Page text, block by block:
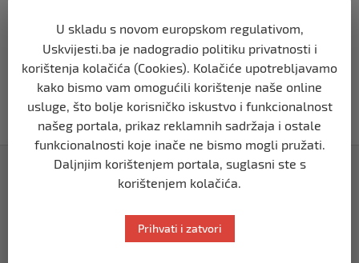
Akcija SIPA-e: Pretresaju se stambeni i
pomoćni objekti
prije 5 mjeseci
Izdvojeno
U skladu s novom europskom regulativom,
Uskvijesti.ba je nadogradio politiku privatnosti i
korištenja kolačića (Cookies). Kolačiće upotrebljavamo
kako bismo vam omogućili korištenje naše online
usluge, što bolje korisničko iskustvo i funkcionalnost
našeg portala, prikaz reklamnih sadržaja i ostale
funkcionalnosti koje inače ne bismo mogli pružati.
Daljnjim korištenjem portala, suglasni ste s
korištenjem kolačića.
Prihvati i zatvori